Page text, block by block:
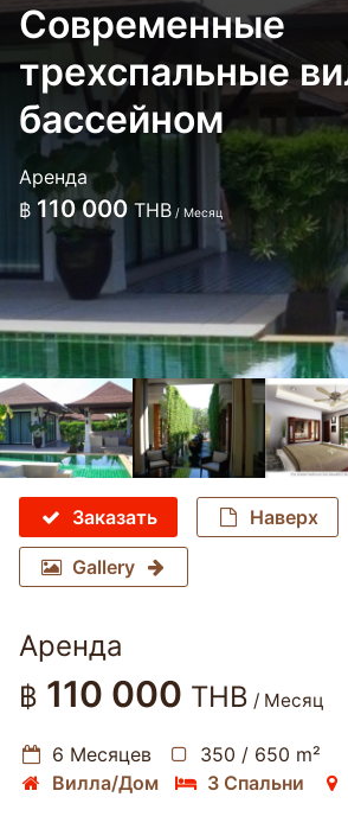
Cовременные
трехспальные
бассейном
Аренда
฿ 110 000 THB / Месяц
Заказать Наверх
Gallery
Аренда
฿ 110 000 THB / Месяц
6 Месяцев
350 / 650 m²
Вилла/Дом
3 Спальни